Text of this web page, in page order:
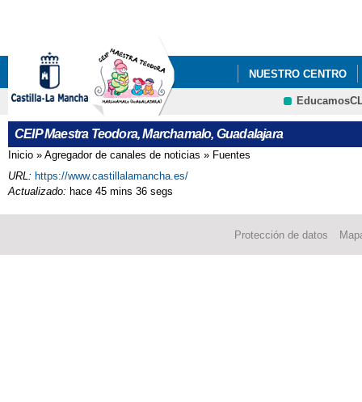
NUESTRO CENTRO
CEIP Maestra Teodora, Marchamalo, Guadalajara
Se encuentra usted aquí
Inicio » Agregador de canales de noticias » Fuentes
URL: https://www.castillalamancha.es/
Actualizado: hace 45 mins 36 segs
Protección de datos